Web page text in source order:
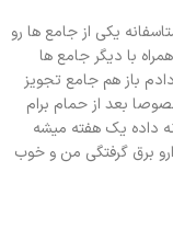
یکی از جامع ها رو
با دیگر جامع ها
باز هم جامع تجویز
بعد از حمام برام
داده یک هفته میشه
برق گرفتگی من و خوب